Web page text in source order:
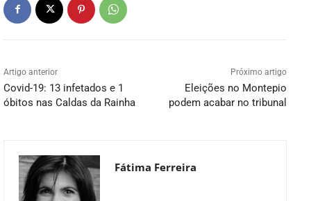
Artigo anterior
Covid-19: 13 infetados e 1
óbitos nas Caldas da Rainha
Próximo artigo
Eleições no Montepio
podem acabar no tribunal
Fátima Ferreira